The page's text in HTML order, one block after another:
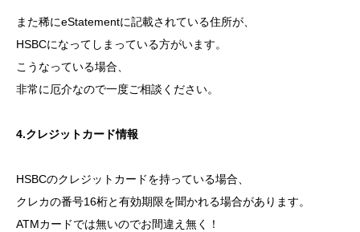
また稀にeStatementに記載されている住所が、
HSBCになってしまっている方がいます。
こうなっている場合、
非常に厄介なので一度ご相談ください。
4.クレジットカード情報
HSBCのクレジットカードを持っている場合、
クレカの番号16桁と有効期限を聞かれる場合があります。
ATMカードでは無いのでお間違え無く！